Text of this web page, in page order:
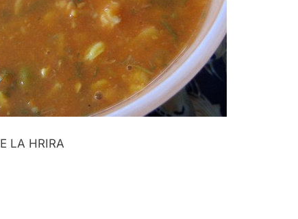
LA HRIRA